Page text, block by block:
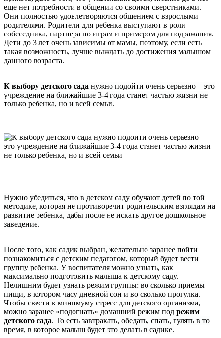
еще нет потребности в общении со своими сверстниками.
Они полностью удовлетворяются общением с взрослыми
родителями. Родители для ребенка выступают в роли
собеседника, партнера по играм и примером для подражания.
Дети до 3 лет очень зависимы от мамы, поэтому, если есть
такая возможность, лучше выждать до достижения малышом
данного возраста.
К выбору детского сада нужно подойти очень серьезно – это
учреждение на ближайшие 3-4 года станет частью жизни не
только ребенка, но и всей семьи.
Нужно убедиться, что в детском саду обучают детей по той
методике, которая не противоречит родительским взглядам на
развитие ребенка, дабы после не искать другое дошкольное
заведение.
После того, как садик выбран, желательно заранее пойти
познакомиться с детским педагогом, который будет вести
группу ребенка. У воспитателя можно узнать, как
максимально подготовить малыша к детскому саду.
Нелишним будет узнать режим группы: во сколько приемы
пищи, в котором часу дневной сон и во сколько прогулка.
Чтобы свести к минимуму стресс для детского организма,
можно заранее «подогнать» домашний режим под режим
детского сада. То есть завтракать, обедать, спать, гулять в то
время, в которое малыш будет это делать в садике.